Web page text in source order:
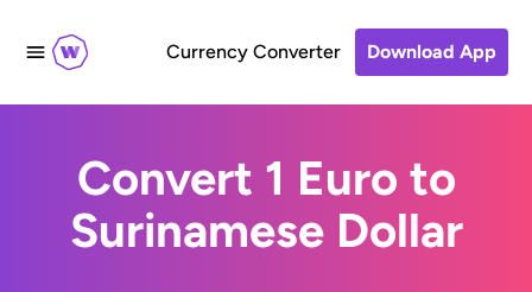
Currency Converter Download App
Convert 1 Euro to
Surinamese Dollar